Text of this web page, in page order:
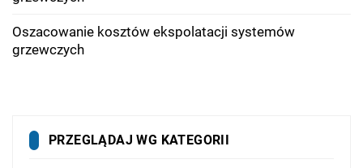
Oszacowanie kosztów ekspolatacji systemów
grzewczych
PRZEGLĄDAJ WG KATEGORII